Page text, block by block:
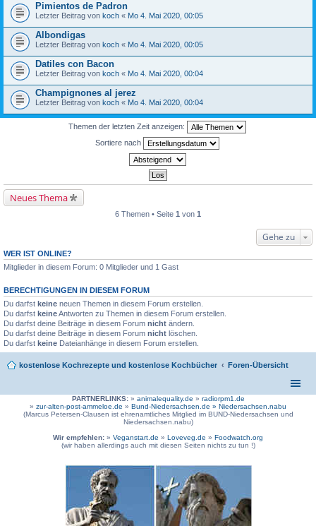
Pimientos de Padron
Letzter Beitrag von koch « Mo 4. Mai 2020, 00:05
Albondigas
Letzter Beitrag von koch « Mo 4. Mai 2020, 00:05
Datiles con Bacon
Letzter Beitrag von koch « Mo 4. Mai 2020, 00:04
Champignones al jerez
Letzter Beitrag von koch « Mo 4. Mai 2020, 00:04
Themen der letzten Zeit anzeigen:
Sortiere nach
Neues Thema
6 Themen • Seite 1 von 1
Gehe zu
WER IST ONLINE?
Mitglieder in diesem Forum: 0 Mitglieder und 1 Gast
BERECHTIGUNGEN IN DIESEM FORUM
Du darfst keine neuen Themen in diesem Forum erstellen.
Du darfst keineAntworten zu Themen in diesem Forum erstellen.
Du darfst deine Beiträge in diesem Forum nicht ändern.
Du darfst deine Beiträge in diesem Forum nicht löschen.
Du darfst keine Dateianhänge in diesem Forum erstellen.
kostenlose Kochrezepte und kostenlose Kochbücher Foren-Übersicht
PARTNERLINKS:» animalequality.de » radiorpm1.de
» zur-alten-post-ammeloe.de » Bund-Niedersachsen.de » Niedersachsen.nabu
(Marcus Petersen-Clausen ist ehrenamtliches Mitglied im BUND-Niedersachsen und
Niedersachsen.nabu)
Wir empfehlen: » Veganstart.de » Loveveg.de » Foodwatch.org
(wir haben allerdings auch mit diesen Seiten nichts zu tun !)